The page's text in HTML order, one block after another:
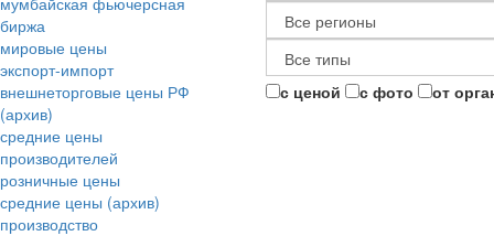
биржа
мировые цены
экспорт-импорт
внешнеторговые цены РФ
(архив)
средние цены
производителей
розничные цены
средние цены (архив)
производство
с ценой с фото от